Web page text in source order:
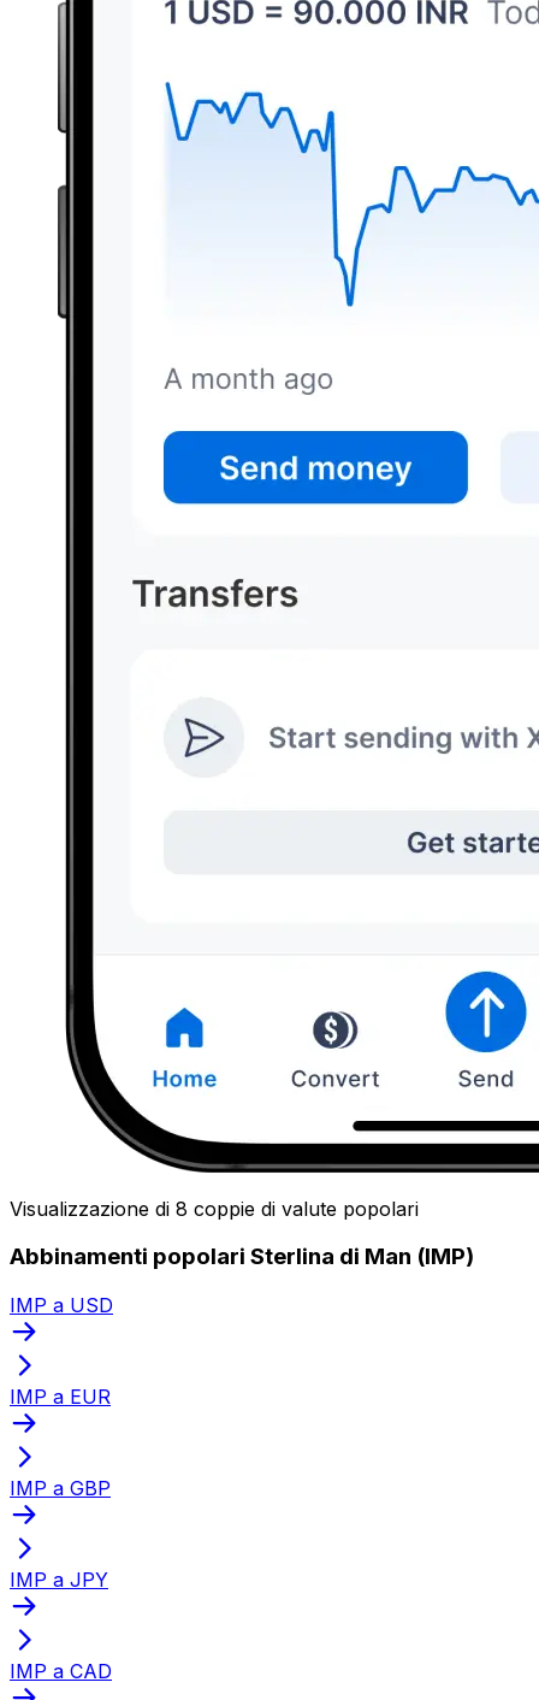
Visualizzazione di 8 coppie di valute popolari
Abbinamenti popolari Sterlina di Man (IMP)
IMP a USD
IMP a EUR
IMP a GBP
IMP a JPY
IMP a CAD